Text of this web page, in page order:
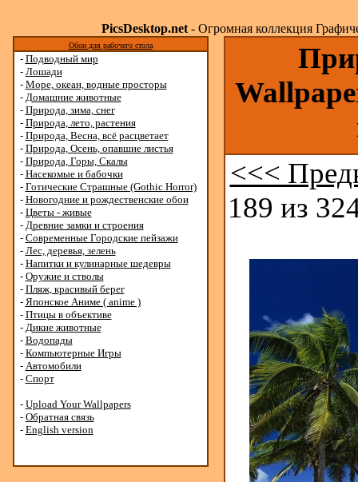
PicsDesktop.net- Огромная коллекция
Обои для рабочего стола
- Подводный мир
- Лошади
- Море, океан, водные просторы
- Домашние животные
- Природа, зима, снег
- Природа, лето, растения
- Природа, Весна, всё расцветает
- Природа, Осень, опавшие листья
- Природа, Горы, Скалы
- Насекомые и бабочки
- Готические Страшные (Gothic Horror)
- Новогодние и рождественские обои
- Цветы - живые
- Древние замки и строения
- Современные Городские пейзажи
- Лес, деревья, зелень
- Напитки и кулинарные шедевры
- Оружие и стволы
- Пляж, красивый берег
- Японское Аниме ( anime )
- Птицы в объективе
- Дикие животные
- Водопады
- Компьютерные Игры
- Автомобили
- Спорт
- Upload Your Wallpapers
- Обратная связь
- English version
<<<
189 из